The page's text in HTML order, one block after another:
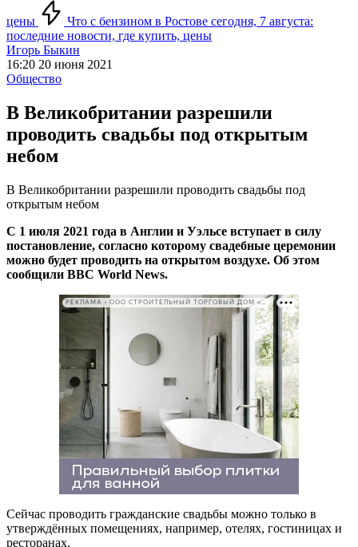
цены
Что с бензином в Ростове сегодня, 7 августа:
последние новости, где купить, цены
Игорь Быкин
16:20 20 июня 2021
Общество
В Великобритании разрешили
проводить свадьбы под открытым
небом
В Великобритании разрешили проводить свадьбы под
открытым небом
С 1 июля 2021 года в Англии и Уэльсе вступает в силу
постановление, согласно которому свадебные церемонии
можно будет проводить на открытом воздухе. Об этом
сообщили BBC World News.
РЕКЛАМА • ООО СТРОИТЕЛЬНЫЙ ТОРГОВЫЙ ДОМ «ПЕТРОВИЧ». ИНН: 7802348846
Сейчас проводить гражданские свадьбы можно только в
утверждённых помещениях, например, отелях, гостиницах и
ресторанах.